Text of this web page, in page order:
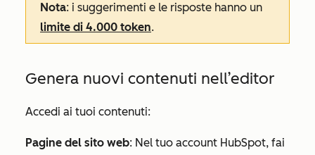
Nota: i suggerimenti e le risposte hanno un
limite di 4.000 token.
Genera nuovi contenuti nell’editor
Accedi ai tuoi contenuti:
Pagine del sito web: Nel tuo account HubSpot, fai